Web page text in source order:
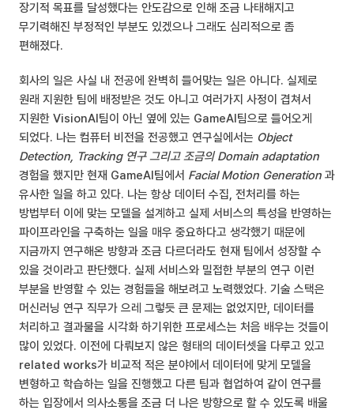
장기적 목표를 달성했다는 안도감으로 인해 조금 나태해지고
무기력해진 부정적인 부분도 있겠으나 그래도 심리적으로 좀
편해졌다.
회사의 일은 사실 내 전공에 완벽히 들어맞는 일은 아니다. 실제로
원래 지원한 팀에 배정받은 것도 아니고 여러가지 사정이 겹쳐서
지원한 VisionAI팀이 아닌 옆에 있는 GameAI팀으로 들어오게
되었다. 나는 컴퓨터 비전을 전공했고 연구실에서는 Object
Detection, Tracking 연구 그리고 조금의 Domain adaptation
경험을 했지만 현재 GameAI팀에서 Facial Motion Generation 과
유사한 일을 하고 있다. 나는 항상 데이터 수집, 전처리를 하는
방법부터 이에 맞는 모델을 설계하고 실제 서비스의 특성을 반영하는
파이프라인을 구축하는 일을 매우 중요하다고 생각했기 때문에
지금까지 연구해온 방향과 조금 다르더라도 현재 팀에서 성장할 수
있을 것이라고 판단했다. 실제 서비스와 밀접한 부분의 연구 이런
부분을 반영할 수 있는 경험들을 해보려고 노력했었다. 기술 스택은
머신러닝 연구 직무가 으레 그렇듯 큰 문제는 없었지만, 데이터를
처리하고 결과물을 시각화 하기위한 프로세스는 처음 배우는 것들이
많이 있었다. 이전에 다뤄보지 않은 형태의 데이터셋을 다루고 있고
related works가 비교적 적은 분야에서 데이터에 맞게 모델을
변형하고 학습하는 일을 진행했고 다른 팀과 협업하여 같이 연구를
하는 입장에서 의사소통을 조금 더 나은 방향으로 할 수 있도록 배울